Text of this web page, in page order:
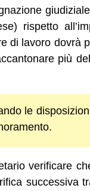
rispetto
di lavoro dovrà
più
le
verificare
successiva